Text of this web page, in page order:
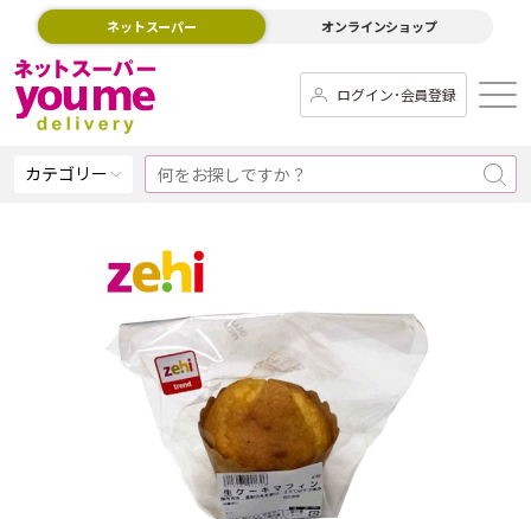
ネットスーパー オンラインショップ
ログイン･会員登録
カテゴリー